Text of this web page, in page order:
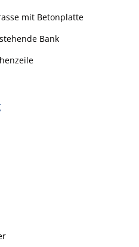
mit Betonplatte
Bank